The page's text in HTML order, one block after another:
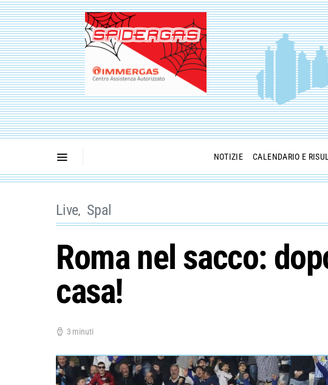
NOTIZIE CALENDARIO E
Live Spal
Roma nel sacco:
casa!
3 minuti